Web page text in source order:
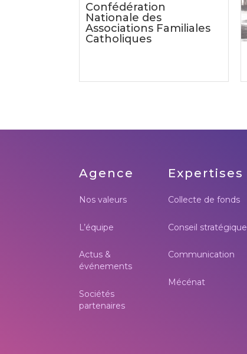
Confédération
Nationale des
Associations Familiales
Catholiques
Agence
Nos valeurs
L’équipe
Actus &
événements
Sociétés
partenaires
Expertises
Collecte de fonds
Conseil stratégique
Communication
Mécénat